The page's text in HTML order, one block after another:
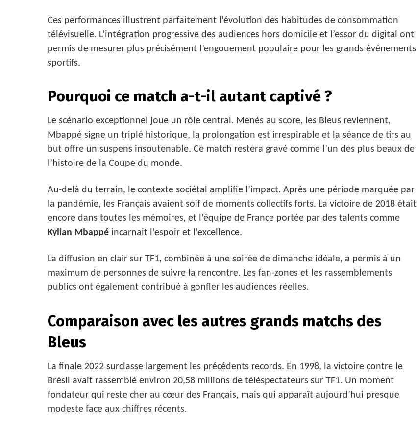
Ces performances illustrent parfaitement l’évolution des habitudes de consommation
télévisuelle. L’intégration progressive des audiences hors domicile et l’essor du digital ont
permis de mesurer plus précisément l’engouement populaire pour les grands événements
sportifs.
Pourquoi ce match a-t-il autant captivé ?
Le scénario exceptionnel joue un rôle central. Menés au score, les Bleus reviennent,
Mbappé signe un triplé historique, la prolongation est irrespirable et la séance de tirs au
but offre un suspens insoutenable. Ce match restera gravé comme l’un des plus beaux de
l’histoire de la Coupe du monde.
Au-delà du terrain, le contexte sociétal amplifie l’impact. Après une période marquée par
la pandémie, les Français avaient soif de moments collectifs forts. La victoire de 2018 était
encore dans toutes les mémoires, et l’équipe de France portée par des talents comme
Kylian Mbappé incarnait l’espoir et l’excellence.
La diffusion en clair sur TF1, combinée à une soirée de dimanche idéale, a permis à un
maximum de personnes de suivre la rencontre. Les fan-zones et les rassemblements
publics ont également contribué à gonfler les audiences réelles.
Comparaison avec les autres grands matchs des
Bleus
La finale 2022 surclasse largement les précédents records. En 1998, la victoire contre le
Brésil avait rassemblé environ 20,58 millions de téléspectateurs sur TF1. Un moment
fondateur qui reste cher au cœur des Français, mais qui apparaît aujourd’hui presque
modeste face aux chiffres récents.